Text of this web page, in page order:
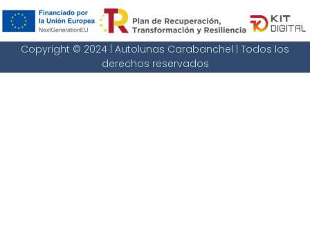
Copyright © 2024 | Autolunas Carabanchel | Todos los
derechos reservados